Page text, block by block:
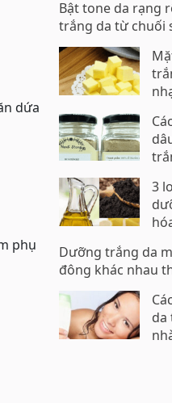
dứa
phụ
Bật tone da rạng
trắng da từ chuối
3
Dưỡng trắng da
đông khác nhau
da